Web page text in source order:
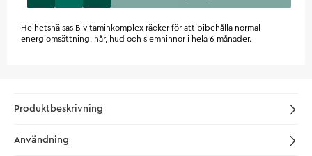
Helhetshälsas B-vitaminkomplex räcker för att bibehålla normal
energiomsättning, hår, hud och slemhinnor i hela 6 månader.
Produktbeskrivning
Användning